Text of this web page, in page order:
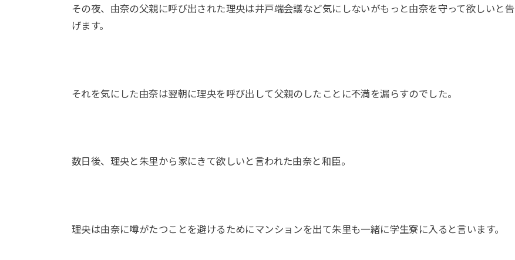
その夜、由奈の父親に呼び出された理央は井戸端会議など気にしないがもっと由奈を守って欲しいと告
げます。
それを気にした由奈は翌朝に理央を呼び出して父親のしたことに不満を漏らすのでした。
数日後、理央と朱里から家にきて欲しいと言われた由奈と和臣。
理央は由奈に噂がたつことを避けるためにマンションを出て朱里も一緒に学生寮に入ると言います。